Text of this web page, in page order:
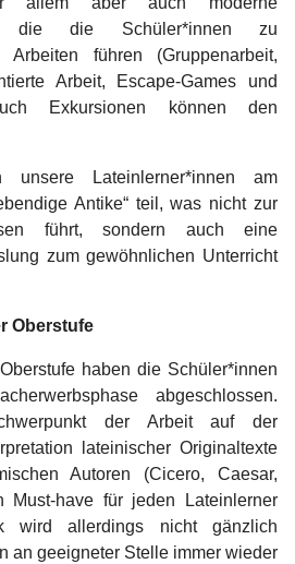
die die Schüler*innen zu
Arbeiten führen (Gruppenarbeit,
Arbeit, Escape-Games und
Exkursionen können den
unsere Lateinlerner*innen am
Antike“ teil, was nicht zur
führt, sondern auch eine
zum gewöhnlichen Unterricht
Oberstufe
haben die Schüler*innen
abgeschlossen.
der Arbeit auf der
lateinischer Originaltexte
Autoren (Cicero, Caesar,
Must-have für jeden Lateinlerner
wird allerdings nicht gänzlich
an geeigneter Stelle immer wieder